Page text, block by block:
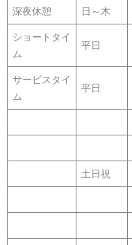
深夜休憩 日～木
ショートタイ
ム
平日
サービスタイ
ム
平日
土日祝